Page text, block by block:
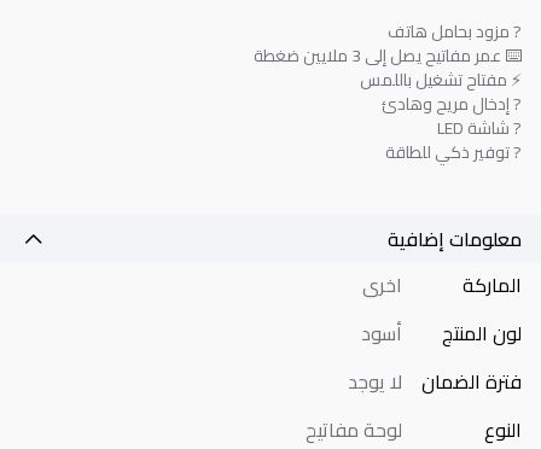
? مزود بحامل هاتف
⌨️ عمر مفاتيح يصل إلى 3 ملايين ضغطة
⚡ مفتاح تشغيل باللمس
?️ إدخال مريح وهادئ
? شاشة LED
? توفير ذكي للطاقة
معلومات إضافية
الماركة
اخرى
لون المنتج
أسود
فترة الضمان لا يوجد
النوع
لوحة مفاتيح